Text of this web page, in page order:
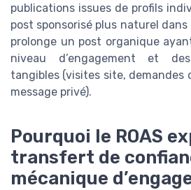
publications issues de profils
post sponsorisé plus naturel
prolonge un post organique
niveau d’engagement et
tangibles (visites site, demandes
message privé).
Pourquoi le ROAS
transfert de
mécanique